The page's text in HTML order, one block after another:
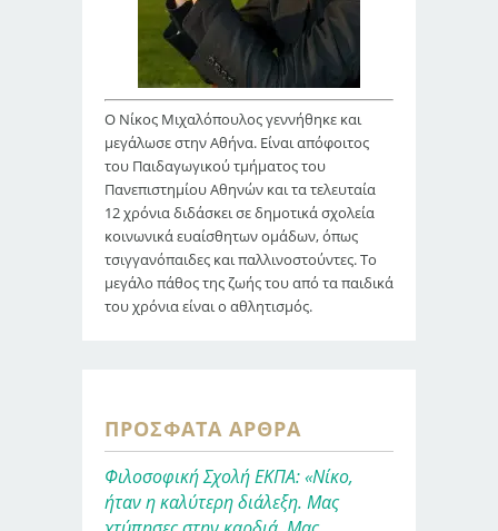
Ο Νίκος Μιχαλόπουλος γεννήθηκε και
μεγάλωσε στην Αθήνα. Είναι απόφοιτος
του Παιδαγωγικού τμήματος του
Πανεπιστημίου Αθηνών και τα τελευταία
12 χρόνια διδάσκει σε δημοτικά σχολεία
κοινωνικά ευαίσθητων ομάδων, όπως
τσιγγανόπαιδες και παλλινοστούντες. Το
μεγάλο πάθος της ζωής του από τα παιδικά
του χρόνια είναι ο αθλητισμός.
ΠΡΌΣΦΑΤΑ ΆΡΘΡΑ
Φιλοσοφική Σχολή ΕΚΠΑ: «Νίκο,
ήταν η καλύτερη διάλεξη. Μας